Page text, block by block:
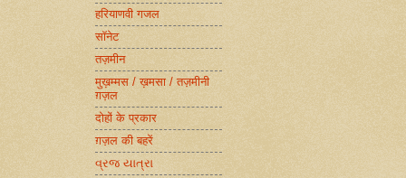
हरियाणवी गजल
सॉनेट
तज़मीन
मुख़म्मस / ख़मसा / तज़मीनी
ग़ज़ल
दोहों के प्रकार
ग़ज़ल की बहरें
વ્રજ યાત્રા